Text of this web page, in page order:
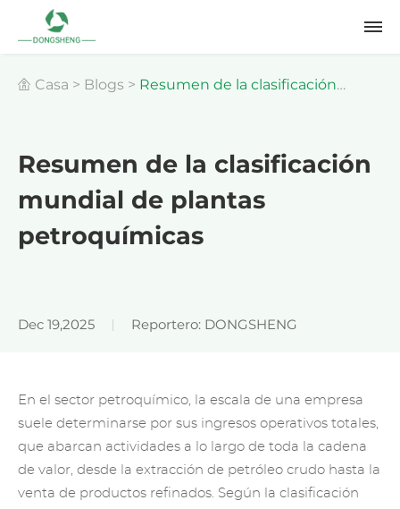
Casa > Blogs > Resumen de la clasificación
Resumen de la clasificación
mundial de plantas
petroquímicas
Dec 19,2025 Reportero: DONGSHENG
En el sector petroquímico, la escala de una empresa
suele determinarse por sus ingresos operativos totales,
que abarcan actividades a lo largo de toda la cadena
de valor, desde la extracción de petróleo crudo hasta la
venta de productos refinados. Según la clasificación